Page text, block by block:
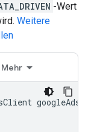
-Wert
Weitere
Mehr